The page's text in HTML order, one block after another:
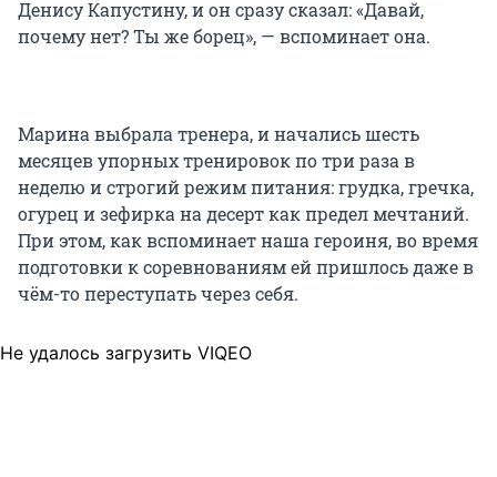
Денису Капустину, и он сразу сказал: «Давай,
почему нет? Ты же борец», — вспоминает она.
Марина выбрала тренера, и начались шесть
месяцев упорных тренировок по три раза в
неделю и строгий режим питания: грудка, гречка,
огурец и зефирка на десерт как предел мечтаний.
При этом, как вспоминает наша героиня, во время
подготовки к соревнованиям ей пришлось даже в
чём-то переступать через себя.
Не удалось загрузить VIQEO